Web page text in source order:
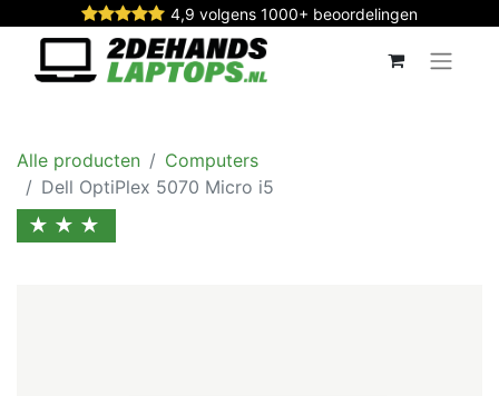
4,9 volgens 1000+ beoordelingen
Alle producten
Computers
Dell OptiPlex 5070 Micro i5
★★★